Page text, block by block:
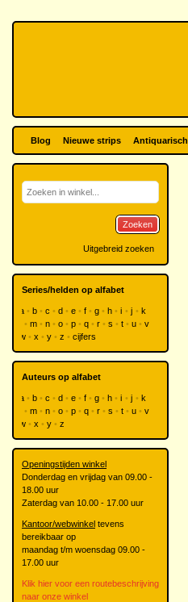
Blog Nieuwe strips Antiquarisch
Zoeken
Uitgebreid zoeken
Series/helden op alfabet
a b c d e f g h i j
k
m n o p q r s t u
v
w
x y z cijfers
Auteurs op alfabet
a b c d e f g h i j
k
m n o p q r s t u
v
w
x y z
Openingstijden winkel
Donderdag en vrijdag van 09.00 -
18.00 uur
Zaterdag van 10.00 - 17.00 uur
Kantoor/webwinkel tevens
bereikbaar op
maandag t/m woensdag 09.00 -
17.00 uur
Klik hier voor een routebeschrijving
naar onze winkel